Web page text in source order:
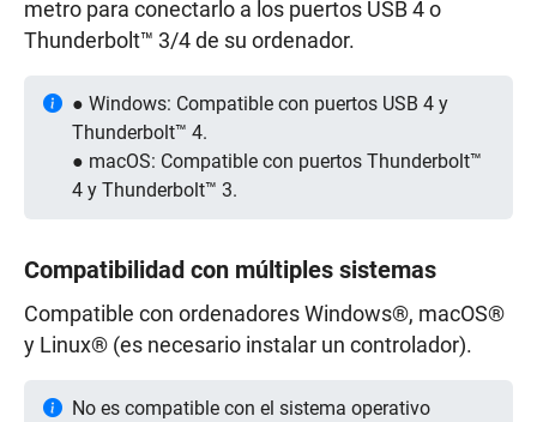
metro para conectarlo a los puertos USB 4 o
Thunderbolt™ 3/4 de su ordenador.
● Windows: Compatible con puertos USB 4 y
Thunderbolt™ 4.
● macOS: Compatible con puertos Thunderbolt™
4 y Thunderbolt™ 3.
Compatibilidad con múltiples sistemas
Compatible con ordenadores Windows®, macOS®
y Linux® (es necesario instalar un controlador).
No es compatible con el sistema operativo